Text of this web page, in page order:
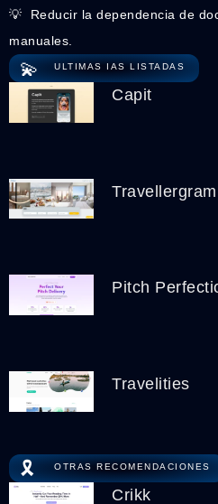
💡 ️ Reducir la dependencia de
manuales.
💫 ULTIMAS IAS LISTADAS
Capit
Travellergram
Pitch
Travelities
🎗️ OTRAS RECOMENDACIONES
Crikk